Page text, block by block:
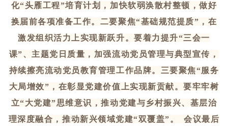
化“头雁工程”培育计划，加快软弱涣散村整顿，做好
换届前各项准备工作。二要聚焦“基础规范提质”，在
激发组织活力上实现新跃升。要着力提升“三会一
课”、主题党日质量，加强流动党员管理与典型宣传，
持续擦亮流动党员教育管理工作品牌。三要聚焦“服务
大局增效”，在彰显党建价值上实现新贡献。要牢牢树
立“大党建”思维意识，推动党建与乡村振兴、基层治
理深度融合，推动新兴领域党建“双覆盖”。 会议最后